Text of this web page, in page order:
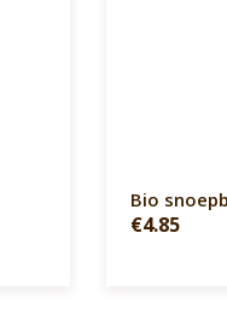
Bio
€4.85